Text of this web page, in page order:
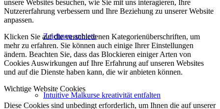
Zeichnen anbiete
Intuitive Malkurse kreativität entfalten
unsere Websites besuchen, wie Sie mit uns interagieren, Ihre
Nutzererfahrung verbessern und Ihre Beziehung zu unserer Website
anpassen.
Klicken Sie auf die verschiedenen Kategorienüberschriften, um
mehr zu erfahren. Sie können auch einige Ihrer Einstellungen
ändern. Beachten Sie, dass das Blockieren einiger Arten von
Cookies Auswirkungen auf Ihre Erfahrung auf unseren Websites
und auf die Dienste haben kann, die wir anbieten können.
Wichtige Website Cookies
Diese Cookies sind unbedingt erforderlich, um Ihnen die auf unserer